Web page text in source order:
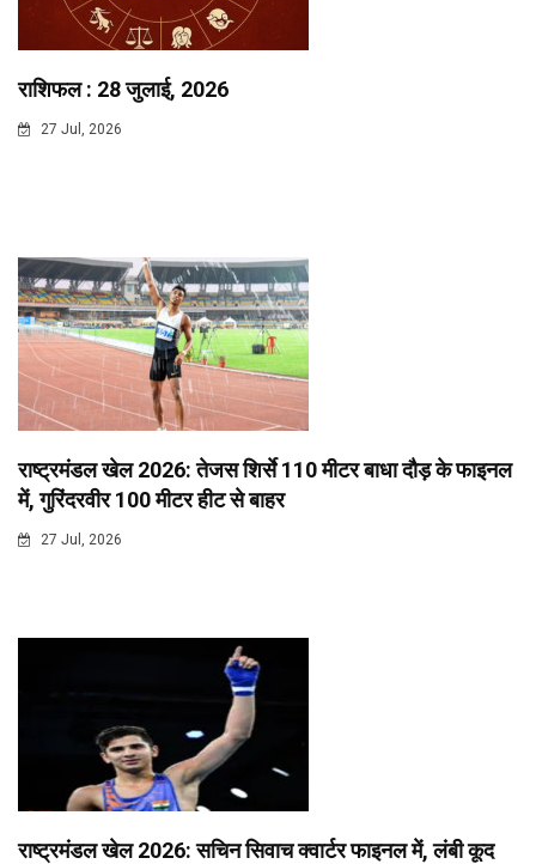
राशिफल : 28 जुलाई, 2026
27 Jul, 2026
राष्ट्रमंडल खेल 2026: तेजस शिर्से 110 मीटर बाधा दौड़ के फाइनल
में, गुरिंदरवीर 100 मीटर हीट से बाहर
27 Jul, 2026
राष्ट्रमंडल खेल 2026: सचिन सिवाच क्वार्टर फाइनल में, लंबी कूद